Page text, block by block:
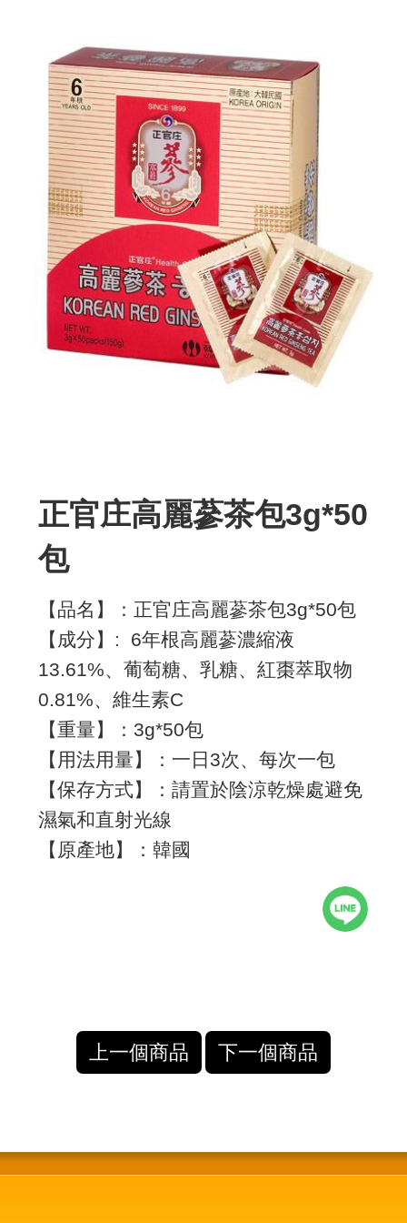
正官庄高麗蔘茶包3g*50
包
【品名】：正官庄高麗蔘茶包3g*50包
【成分】: 6年根高麗蔘濃縮液
13.61%、葡萄糖、乳糖、紅棗萃取物
0.81%、維生素C
【重量】：3g*50包
【用法用量】：一日3次、每次一包
【保存方式】：請置於陰涼乾燥處避免
濕氣和直射光線
【原產地】：韓國
上一個商品 下一個商品